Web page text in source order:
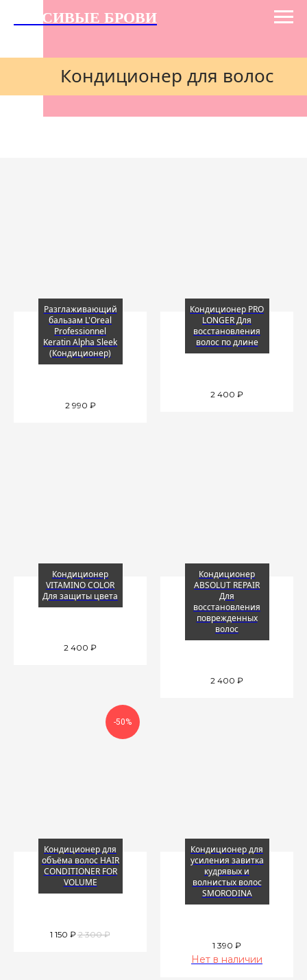
КРАСИВЫЕ БРОВИ
Кондиционер для волос
Разглаживающий
бальзам L'Oreal
Professionnel
Keratin Alpha Sleek
(Кондиционер)
2 990 ₽
Кондиционер PRO
LONGER Для
восстановления
волос по длине
2 400 ₽
Кондиционер
VITAMINO COLOR
Для защиты цвета
2 400 ₽
Кондиционер
ABSOLUT REPAIR
Для
восстановления
поврежденных
волос
2 400 ₽
-50%
Кондиционер для
объёма волос HAIR
CONDITIONER FOR
VOLUME
1 150 ₽ 2 300 ₽
Кондиционер для
усиления завитка
кудрявых и
волнистых волос
SMORODINA
1 390 ₽
Нет в наличии